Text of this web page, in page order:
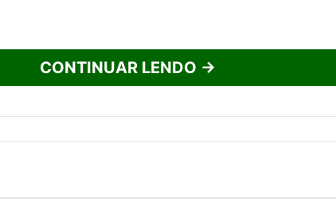
CONTINUAR LENDO →